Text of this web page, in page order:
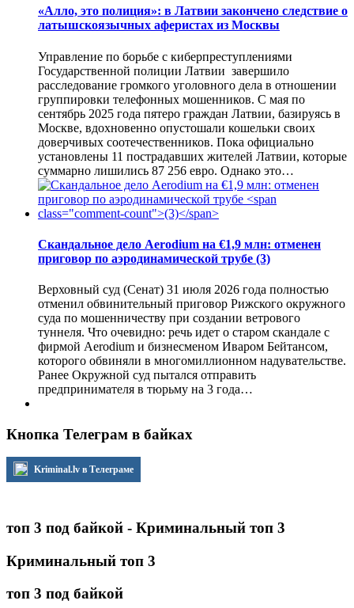
«Алло, это полиция»: в Латвии закончено следствие о
латышскоязычных аферистах из Москвы
Управление по борьбе с киберпреступлениями
Государственной полиции Латвии завершило
расследование громкого уголовного дела в отношении
группировки телефонных мошенников. С мая по
сентябрь 2025 года пятеро граждан Латвии, базируясь в
Москве, вдохновенно опустошали кошельки своих
доверчивых соотечественников. Пока официально
установлены 11 пострадавших жителей Латвии, которые
суммарно лишились 87 256 евро. Однако это…
Скандальное дело Aerodium на €1,9 млн: отменен
приговор по аэродинамической трубе (3)
Верховный суд (Сенат) 31 июля 2026 года полностью
отменил обвинительный приговор Рижского окружного
суда по мошенничеству при создании ветрового
туннеля. Что очевидно: речь идет о старом скандале с
фирмой Aerodium и бизнесменом Иваром Бейтансом,
которого обвиняли в многомиллионном надувательстве.
Ранее Окружной суд пытался отправить
предпринимателя в тюрьму на 3 года…
Кнопка Телеграм в байках
Kriminal.lv в Телеграме
топ 3 под байкой - Криминальный топ 3
Криминальный топ 3
топ 3 под байкой